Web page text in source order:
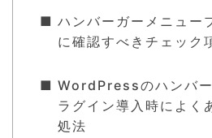
ハンバーガーメニュー
に確認すべきチェック
WordPressのハンバ
ラグイン導入時によく
処法